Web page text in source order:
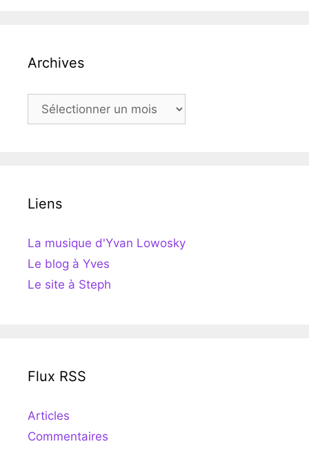
Archives
Archives
Liens
La musique d'Yvan Lowosky
Le blog à Yves
Le site à Steph
Flux RSS
Articles
Commentaires